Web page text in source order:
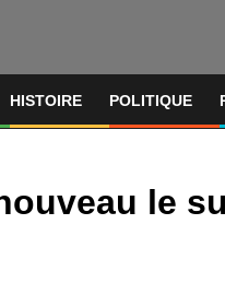
HISTOIRE POLITIQUE
le